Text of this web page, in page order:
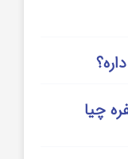
چیا